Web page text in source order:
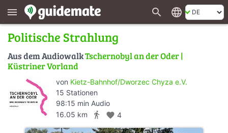
menu search language
Politische Strahlung
Aus dem AudiowalkTschernobyl an der Oder |
Küstriner Vorland
von Kietz-Bahnhof/Dworzec Chyza e.V.
15 Stationen
98:15 min Audio
16.05 km
directions_walk favorite 4